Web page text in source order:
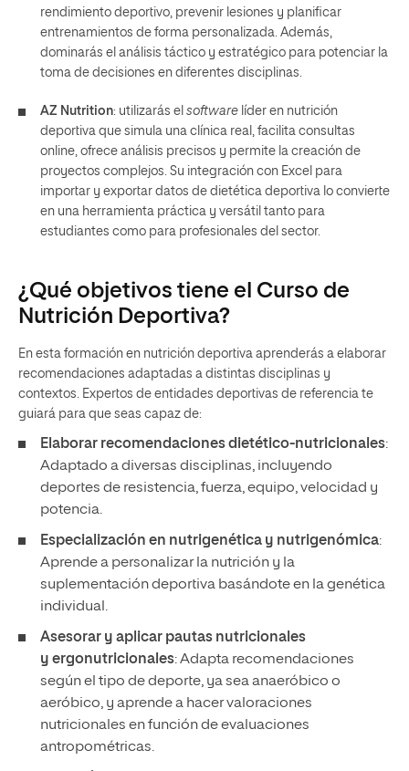
rendimiento deportivo, prevenir lesiones y planificar
entrenamientos de forma personalizada. Además,
dominarás el análisis táctico y estratégico para potenciar la
toma de decisiones en diferentes disciplinas.
AZ Nutrition: utilizarás el software líder en nutrición
deportiva que simula una clínica real, facilita consultas
online, ofrece análisis precisos y permite la creación de
proyectos complejos. Su integración con Excel para
importar y exportar datos de dietética deportiva lo convierte
en una herramienta práctica y versátil tanto para
estudiantes como para profesionales del sector.
¿Qué objetivos tiene el Curso de
Nutrición Deportiva?
En esta formación en nutrición deportiva aprenderás a elaborar
recomendaciones adaptadas a distintas disciplinas y
contextos. Expertos de entidades deportivas de referencia te
guiará para que seas capaz de:
Elaborar recomendaciones dietético-nutricionales:
Adaptado a diversas disciplinas, incluyendo
deportes de resistencia, fuerza, equipo, velocidad y
potencia.
Especialización en nutrigenética y nutrigenómica:
Aprende a personalizar la nutrición y la
suplementación deportiva basándote en la genética
individual.
Asesorar y aplicar pautas nutricionales
y ergonutricionales: Adapta recomendaciones
según el tipo de deporte, ya sea anaeróbico o
aeróbico, y aprende a hacer valoraciones
nutricionales en función de evaluaciones
antropométricas.